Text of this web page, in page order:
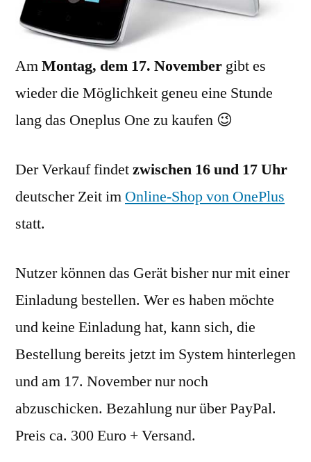
AmMontag, dem 17. November gibt es
wieder die Möglichkeit geneu eine Stunde
lang das Oneplus One zu kaufen 😉
Der Verkauf findetzwischen 16 und 17 Uhr
deutscher Zeit im Online-Shop von OnePlus
statt.
Nutzer können das Gerät bisher nur mit einer
Einladung bestellen. Wer es haben möchte
und keine Einladung hat, kann sich, die
Bestellung bereits jetzt im System hinterlegen
und am 17. November nur noch
abzuschicken. Bezahlung nur über PayPal.
Preis ca. 300 Euro + Versand.